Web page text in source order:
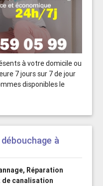
à votre domicile ou
7 jours sur 7 de jour
disponibles le
à
Réparation
de canalisation